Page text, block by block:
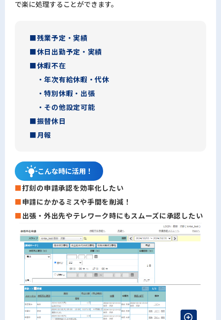
で楽に処理することができます。
残業予定・実績
休日出勤予定・実績
休暇不在
・年次有給休暇・代休
・特別休暇・出張
・その他設定可能
振替休日
月報
こんな時に活用！
打刻の申請承認を効率化したい
申請にかかるミスや手間を削減！
出張・外出先やテレワーク時にもスムーズに承認したい